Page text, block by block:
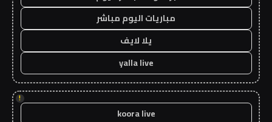
مباريات اليوم مباشر
يلا لايف
yalla live
!
koora live